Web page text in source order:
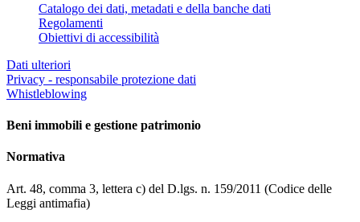
Catalogo dei dati, metadati e della banche dati
Regolamenti
Obiettivi di accessibilità
Dati ulteriori
Privacy - responsabile protezione dati
Whistleblowing
Beni immobili e gestione patrimonio
Normativa
Art. 48, comma 3, lettera c) del D.lgs. n. 159/2011 (Codice delle
Leggi antimafia)